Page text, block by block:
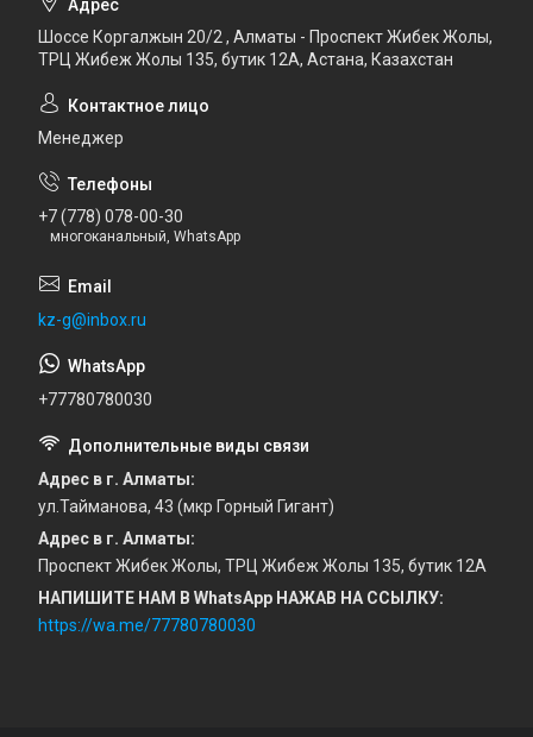
Шоссе Коргалжын 20/2 , Алматы - Проспект Жибек Жолы,
ТРЦ Жибеж Жолы 135, бутик 12А, Астана, Казахстан
Менеджер
+7 (778) 078-00-30
многоканальный, WhatsApp
kz-g@inbox.ru
+77780780030
Адрес в г. Алматы
ул.Тайманова, 43 (мкр Горный Гигант)
Адрес в г. Алматы
Проспект Жибек Жолы, ТРЦ Жибеж Жолы 135, бутик 12А
НАПИШИТЕ НАМ В WhatsApp НАЖАВ НА ССЫЛКУ
https://wa.me/77780780030